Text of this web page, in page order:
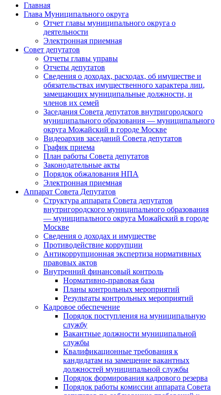
Главная
Глава Муниципального округа
Отчет главы муниципального округа о
деятельности
Электронная приемная
Совет депутатов
Отчеты главы управы
Отчеты депутатов
Сведения о доходах, расходах, об имуществе и
обязательствах имущественного характера лиц,
замещающих муниципальные должности, и
членов их семей
Заседания Совета депутатов внутригородского
муниципального образования — муниципального
округа Можайский в городе Москве
Видеоархив заседаний Совета депутатов
График приема
План работы Совета депутатов
Законодательные акты
Порядок обжалования НПА
Электронная приемная
Аппарат Совета Депутатов
Структура аппарата Совета депутатов
внутригородского муниципального образования
— муниципального округа Можайский в городе
Москве
Сведения о доходах и имуществе
Противодействие коррупции
Антикоррупционная экспертиза нормативных
правовых актов
Внутренний финансовый контроль
Нормативно-правовая база
Планы контрольных мероприятий
Результаты контрольных мероприятий
Кадровое обеспечение
Порядок поступления на муниципальную
службу
Вакантные должности муниципальной
службы
Квалификационные требования к
кандидатам на замещение вакантных
должностей муниципальной службы
Порядок формирования кадрового резерва
Порядок работы комиссии аппарата Совета